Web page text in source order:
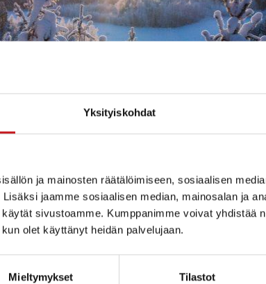
Yksityiskohdat
ja mainosten räätälöimiseen, sosiaalisen
jaamme sosiaalisen median, mainosalan ja
sivustoamme. Kumppanimme voivat yhdistää
olet käyttänyt heidän palvelujaan.
Mieltymykset Tilastot
to see and do.Southern Konnevesi
lovers: the hilly landscape in the midst of
under their watchful eye, you can hike in
the picturesque lake Konnevesi where the